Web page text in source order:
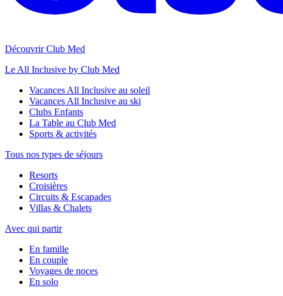
Découvrir Club Med
Le All Inclusive by Club Med
Vacances All Inclusive au soleil
Vacances All Inclusive au ski
Clubs Enfants
La Table au Club Med
Sports & activités
Tous nos types de séjours
Resorts
Croisières
Circuits & Escapades
Villas & Chalets
Avec qui partir
En famille
En couple
Voyages de noces
En solo